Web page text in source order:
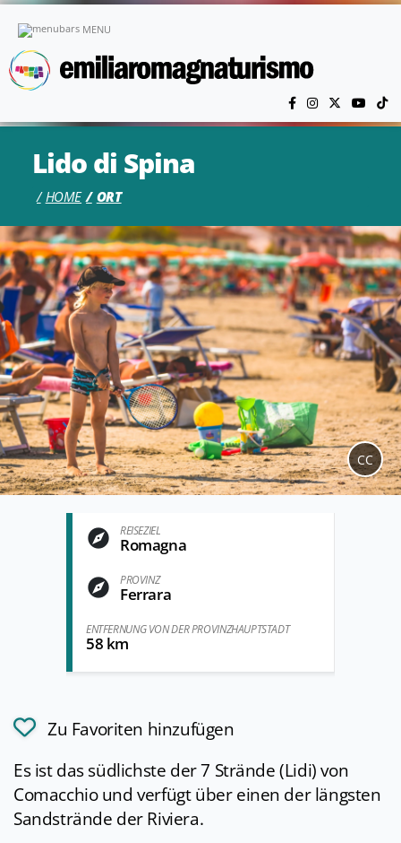
MENU
Lido di Spina
HOME ORT
CC
REISEZIEL
Romagna
PROVINZ
Ferrara
ENTFERNUNG VON DER PROVINZHAUPTSTADT
58 km
Zu Favoriten hinzufügen
Es ist das südlichste der 7 Strände (Lidi) von
Comacchio und verfügt über einen der längsten
Sandstrände der Riviera.